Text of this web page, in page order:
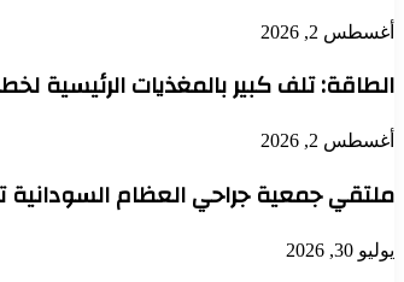
أغسطس 2, 2026
الطاقة: تلف كبير بالمغذيات الرئيسية
أغسطس 2, 2026
ملتقي جمعية جراحي العظام السودانية
يوليو 30, 2026